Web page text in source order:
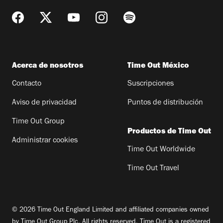
Acerca de nosotros
Contacto
Aviso de privacidad
Time Out Group
Administrar cookies
Time Out México
Suscripciones
Puntos de distribución
Productos de Time Out
Time Out Worldwide
Time Out Travel
© 2026 Time Out England Limited and affiliated companies owned